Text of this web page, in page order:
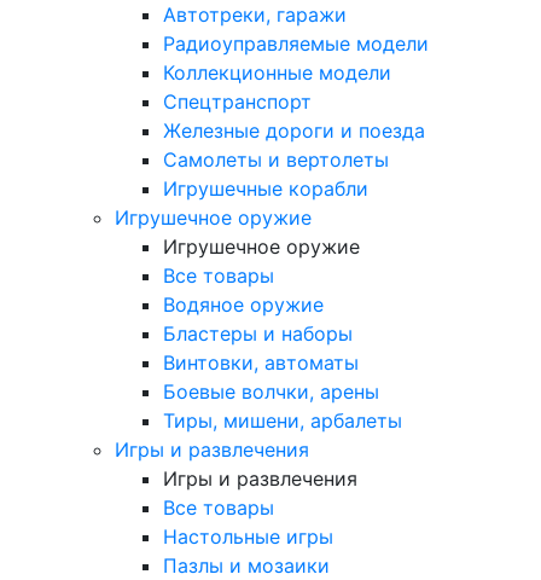
Автотреки, гаражи
Радиоуправляемые модели
Коллекционные модели
Спецтранспорт
Железные дороги и поезда
Самолеты и вертолеты
Игрушечные корабли
Игрушечное оружие
Игрушечное оружие
Все товары
Водяное оружие
Бластеры и наборы
Винтовки, автоматы
Боевые волчки, арены
Тиры, мишени, арбалеты
Игры и развлечения
Игры и развлечения
Все товары
Настольные игры
Пазлы и мозаики